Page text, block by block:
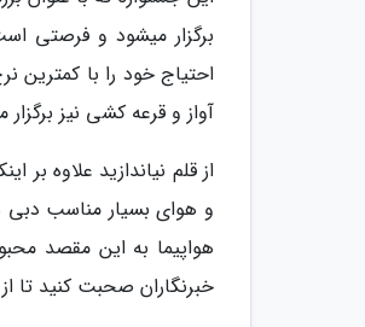
برگزار میشود و فرصتی
احتیاج خود را با کمترین
آواز و قرعه کشی نیز
از قلم نیاندازید علاوه
و هوای بسیار مناسب دبی
خبرنگاران صحبت کنید تا